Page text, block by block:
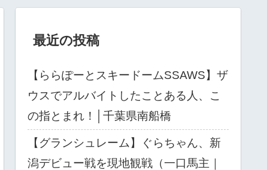
最近の投稿
【ららぽーとスキードームSSAWS】ザ
ウスでアルバイトしたことある人、こ
の指とまれ！│千葉県南船橋
【グランシュレーム】ぐらちゃん、新
潟デビュー戦を現地観戦（一口馬主｜